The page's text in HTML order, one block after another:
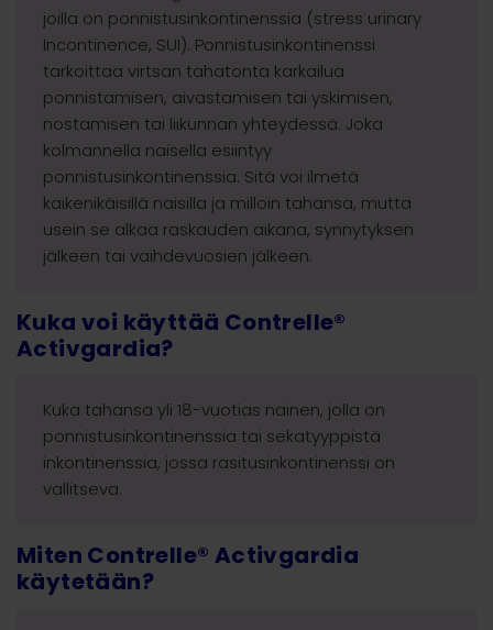
joilla on ponnistusinkontinenssia (stress urinary
Incontinence, SUI). Ponnistusinkontinenssi
tarkoittaa virtsan tahatonta karkailua
ponnistamisen, aivastamisen tai yskimisen,
nostamisen tai liikunnan yhteydessä. Joka
kolmannella naisella esiintyy
ponnistusinkontinenssia. Sitä voi ilmetä
kaikenikäisillä naisilla ja milloin tahansa, mutta
usein se alkaa raskauden aikana, synnytyksen
jälkeen tai vaihdevuosien jälkeen.
Kuka voi käyttää Contrelle®
Activgardia?
Kuka tahansa yli 18-vuotias nainen, jolla on
ponnistusinkontinenssia tai sekatyyppistä
inkontinenssia, jossa rasitusinkontinenssi on
vallitseva.
Miten Contrelle® Activgardia
käytetään?